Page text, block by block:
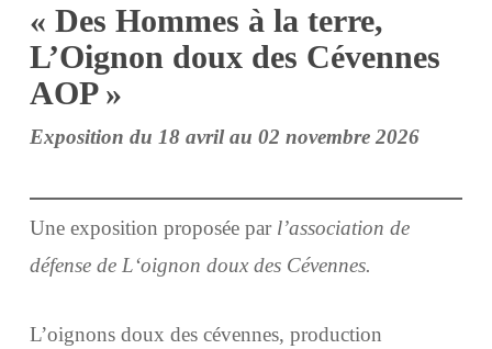
« Des Hommes à la terre,
L’Oignon doux des Cévennes
AOP »
Exposition du 18 avrilau 02 novembre 2026
Une exposition proposée par l’association de
défense de L‘oignon doux des Cévennes.
L’oignons doux des cévennes, production